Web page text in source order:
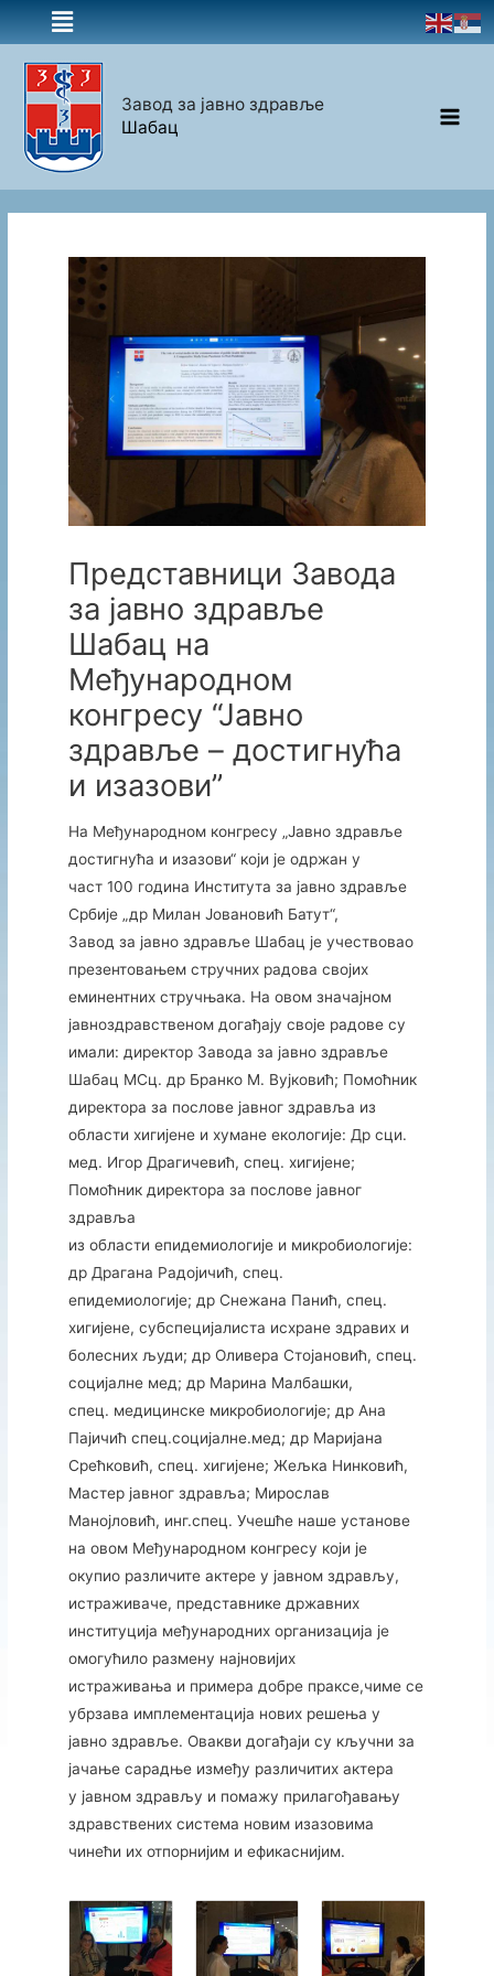
Завод за јавно здравље
Шабац
Представници Заводa
за јавно здравље
Шабац на
Међународном
конгресу “Јавно
здравље – достигнућа
и изазови”
На Међународном конгресу „Јавно здравље
достигнућа и изазови“ који је одржан у
част 100 година Института за јавно здравље
Србије „др Милан Јовановић Батут“,
Завод за јавно здравље Шабац је учествовао
презентовањем стручних радова својих
еминентних стручњака. На овом значајном
јавноздравственом догађају своје радове су
имали: директор Завода за јавно здравље
Шабац МCц. др Бранко М. Вујковић; Помоћник
директора за послове јавног здравља из
области хигијене и хумане екологије: Др сци.
мед. Игор Драгичевић, спец. хигијене;
Помoћник директора за послове јавног
здравља
из области епидемиологије и микробиологије:
др Драгана Радојичић, спец.
епидемиологије; др Снежана Панић, спец.
хигијене, субспецијалиста исхране здравих и
болесних људи; др Оливера Стојановић, спец.
социјалне мед; др Марина Малбашки,
спец. медицинске микробиологије; др Ана
Пајичић спец.социјалне.мед; др Маријана
Срећковић, спец. хигијене; Жељка Нинковић,
Мастер јавног здравља; Мирослав
Манојловић, инг.спец. Учешће наше установе
на овом Међународном конгресу који је
окупио различите актере у јавном здрављу,
истраживаче, представнике државних
институција међународних организација је
омогућило размену најновијих
истраживања и примера добре праксе,чиме се
убрзава имплементација нових решења у
јавно здравље. Овакви догађаји су кључни за
јачање сарадње између различитих актера
у јавном здрављу и помажу прилагођавању
здравствених система новим изазовима
чинећи их отпорнијим и ефикаснијим.